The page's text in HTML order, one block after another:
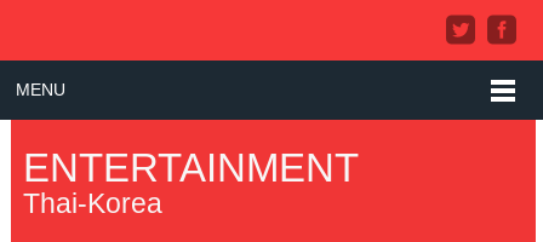
MENU
ENTERTAINMENT
Thai-Korea